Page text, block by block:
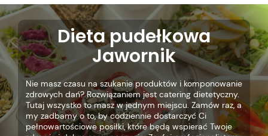
Dieta pudełkowa
Jawornik
Nie masz czasu na szukanie produktów i komponowanie
zdrowych dań? Rozwiązaniem jest catering dietetyczny.
Tutaj wszystko to masz w jednym miejscu. Zamów raz, a
my zadbamy o to, by codziennie dostarczyć Ci
pełnowartościowe posiłki, które będą wspierać Twoje